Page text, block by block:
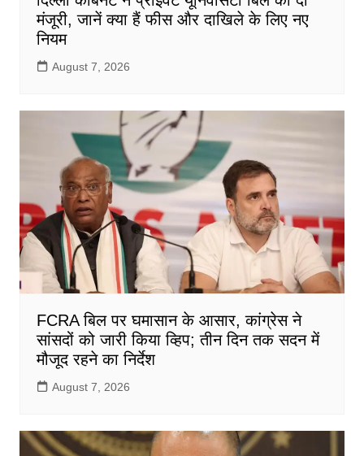
मंजूरी, जानें क्या हैं फीस और दाखिले के लिए नए
नियम
August 7, 2026
FCRA बिल पर घमासान के आसार, कांग्रेस ने
सांसदों को जारी किया व्हिप; तीन दिन तक सदन में
मौजूद रहने का निर्देश
August 7, 2026